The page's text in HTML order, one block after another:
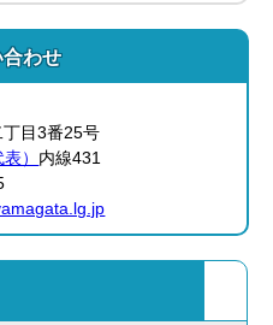
わせ
目3番25号
） 内線431